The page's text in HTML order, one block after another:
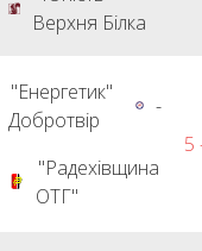
Верхня Білка
"Енергетик"
Добротвір
-
"Радехівщина
ОТГ"
5